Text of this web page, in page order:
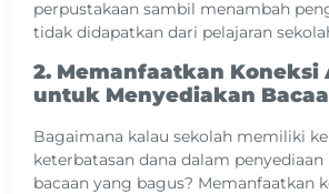
perpustakaan sambil menambah
tidak didapatkan dari pelajaran
2. Memanfaatkan Koneksi
untuk Menyediakan
Bagaimana kalau sekolah memiliki
keterbatasan dana dalam
bacaan yang bagus? Memanfaatkan